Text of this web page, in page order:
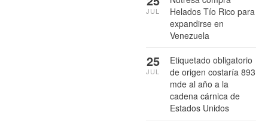
Helados Tío Rico para
expandirse en
Venezuela
JUL
Etiquetado obligatorio
de origen costaría 893
mde al año a la
cadena cárnica de
Estados Unidos
25
JUL